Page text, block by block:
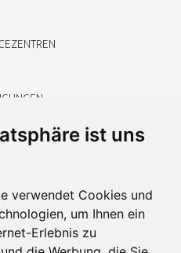
ist uns
verwendet Cookies und
um Ihnen ein
Erlebnis zu